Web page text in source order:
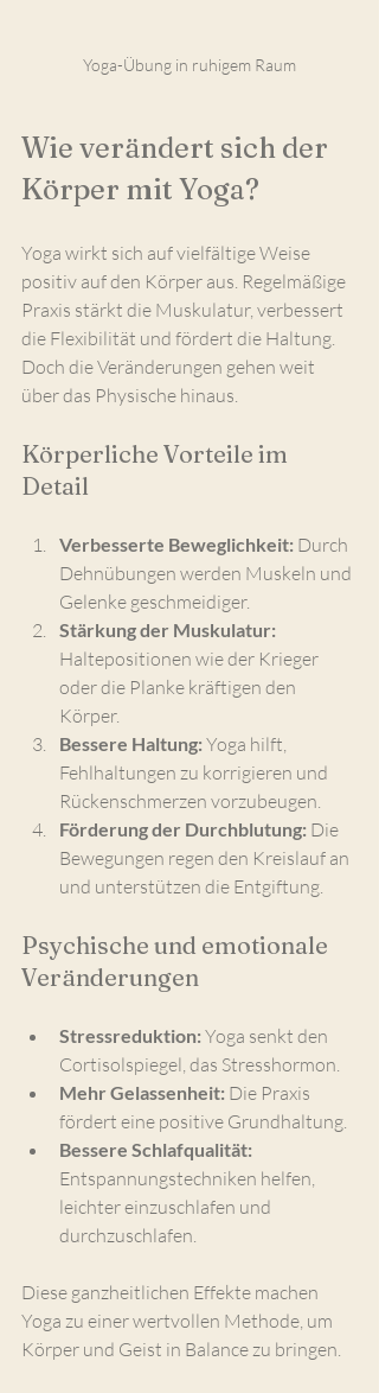
Yoga-Übung in ruhigem Raum
Wie verändert sich der
Körper mit Yoga?
Yoga wirkt sich auf vielfältige Weise
positiv auf den Körper aus. Regelmäßige
Praxis stärkt die Muskulatur, verbessert
die Flexibilität und fördert die Haltung.
Doch die Veränderungen gehen weit
über das Physische hinaus.
Körperliche Vorteile im
Detail
Verbesserte Beweglichkeit: Durch
Dehnübungen werden Muskeln und
Gelenke geschmeidiger.
Stärkung der Muskulatur:
Haltepositionen wie der Krieger
oder die Planke kräftigen den
Körper.
Bessere Haltung: Yoga hilft,
Fehlhaltungen zu korrigieren und
Rückenschmerzen vorzubeugen.
Förderung der Durchblutung: Die
Bewegungen regen den Kreislauf an
und unterstützen die Entgiftung.
Psychische und emotionale
Veränderungen
Stressreduktion: Yoga senkt den
Cortisolspiegel, das Stresshormon.
Mehr Gelassenheit: Die Praxis
fördert eine positive Grundhaltung.
Bessere Schlafqualität:
Entspannungstechniken helfen,
leichter einzuschlafen und
durchzuschlafen.
Diese ganzheitlichen Effekte machen
Yoga zu einer wertvollen Methode, um
Körper und Geist in Balance zu bringen.